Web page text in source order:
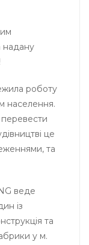
надану
роботу
населення.
це
та
веде
із
та
у м.